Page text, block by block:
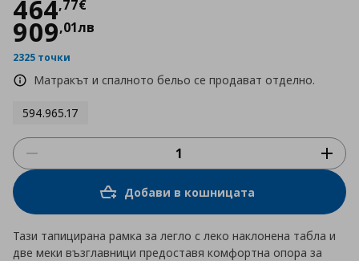
464,77€
Цена464,77 €
909,01лв
2325 точки
Матракът и спалното бельо се продават отделно.
594.965.17
Добави в кошницата
Тази тапицирана рамка за легло с леко наклонена табла и
две меки възглавници предоставя комфортна опора за